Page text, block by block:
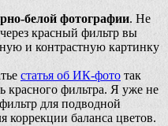
белой фотографии. Не
красный фильтр вы
и контрастную картинку
статья об ИК-фото так
красного фильтра. Я уже не
для подводной
коррекции баланса цветов.